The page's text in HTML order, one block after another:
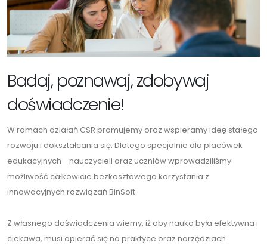
Badaj, poznawaj, zdobywaj
doświadczenie!
W ramach działań CSR promujemy oraz wspieramy ideę stałego
rozwoju i dokształcania się. Dlatego specjalnie dla placówek
edukacyjnych - nauczycieli oraz uczniów wprowadziliśmy
możliwość całkowicie bezkosztowego korzystania z
innowacyjnych rozwiązań BinSoft.
Z własnego doświadczenia wiemy, iż aby nauka była efektywna i
ciekawa, musi opierać się na praktyce oraz narzędziach